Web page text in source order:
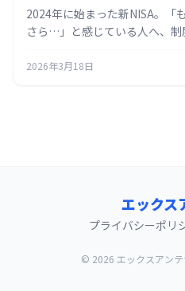
2024年に始まった新NISA。「
さら…」と感じている人へ、
めました。
2026年3月18日
エックス
プライバシーポリ
© 2026 エックスアンテ